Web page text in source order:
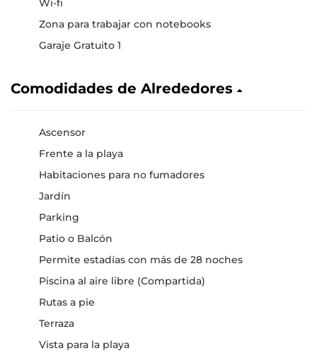
Zona para trabajar con notebooks
Garaje Gratuito 1
Comodidades de Alrededores
Ascensor
Frente a la playa
Habitaciones para no fumadores
Jardín
Parking
Patio o Balcón
Permite estadías con más de 28 noches
Piscina al aire libre (Compartida)
Rutas a pie
Terraza
Vista para la playa